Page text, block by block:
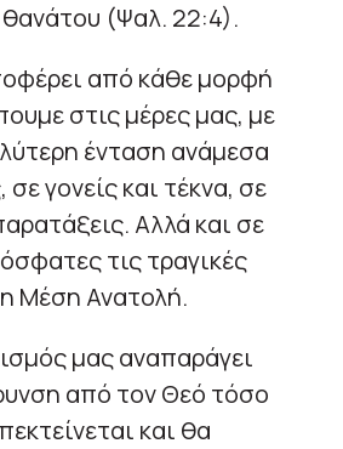
θανάτου (Ψαλ. 22:4).
από κάθε μορφή
στις μέρες μας, με
ένταση ανάμεσα
γονείς και τέκνα, σε
Αλλά και σε
τις τραγικές
Μέση Ανατολή.
μας αναπαράγει
από τον Θεό τόσο
και θα